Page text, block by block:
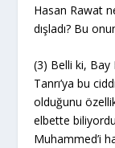
Hasan Rawat
dışladı? Bu
(3) Belli ki, Bay
Tanrı’ya bu
olduğunu
elbette
Muhammed’i